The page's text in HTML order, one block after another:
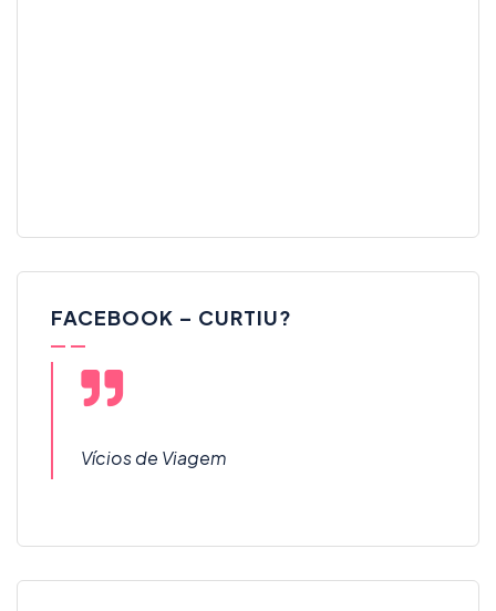
FACEBOOK – CURTIU?
Vícios de Viagem